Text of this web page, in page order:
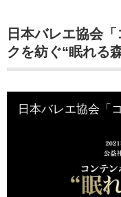
日本バレエ協会
クを紡ぐ“眠れる